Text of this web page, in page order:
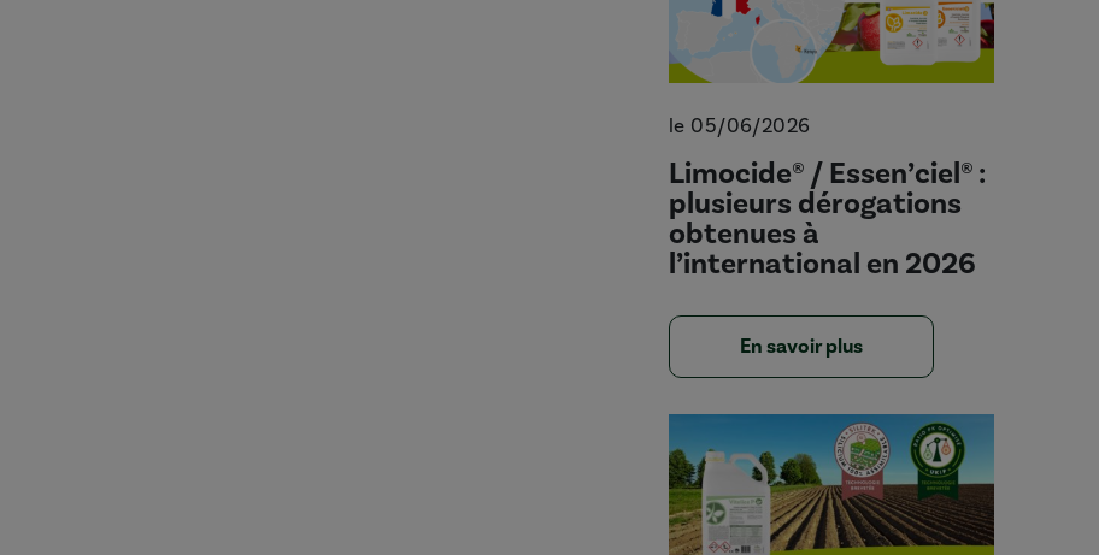
le 05/06/2026
Limocide® / Essen’ciel® :
plusieurs dérogations
obtenues à
l’international en 2026
En savoir plus